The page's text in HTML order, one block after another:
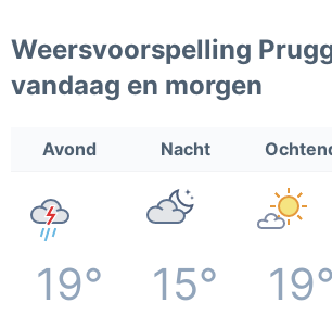
Weersvoorspelling
vandaag en morgen
Avond Nacht
19° 15° 19°